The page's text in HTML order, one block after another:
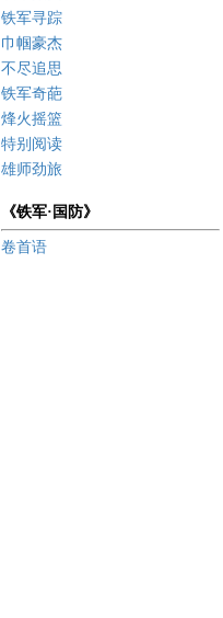
铁军寻踪
巾帼豪杰
不尽追思
铁军奇葩
烽火摇篮
特别阅读
雄师劲旅
《铁军·国防》
卷首语